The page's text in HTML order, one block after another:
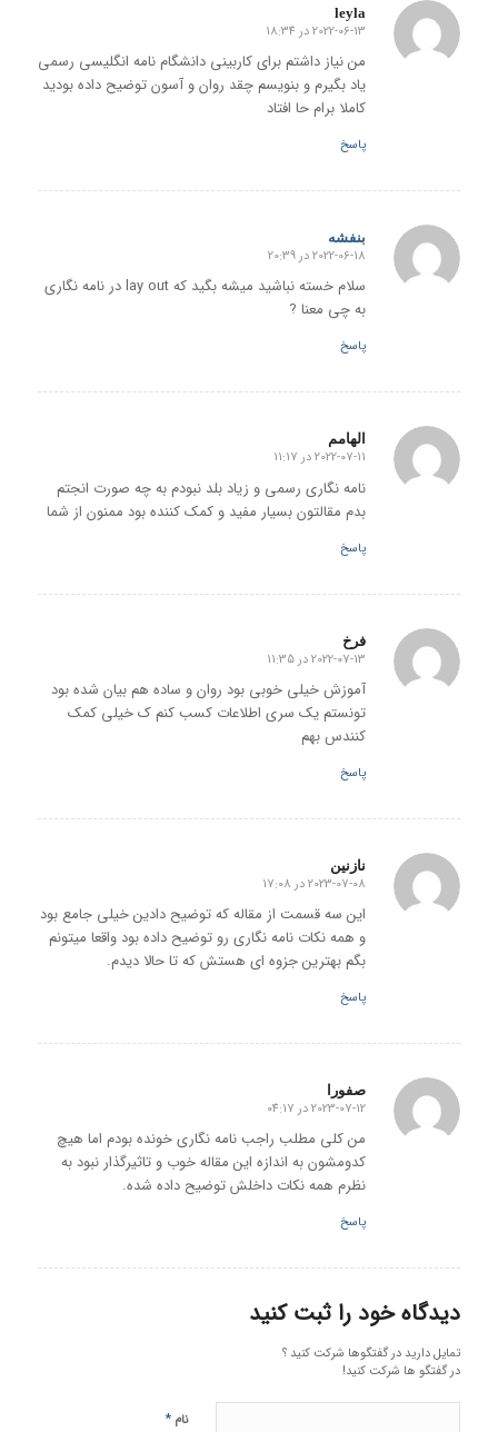
leyla
گفته:
2022-06-13 در 18:34
من نیاز داشتم برای کاربینی دانشگام نامه انگلیسی رسمی
یاد بگیرم و بنویسم چقد روان و آسون توضیح داده بودید
کاملا برام حا افتاد
پاسخ
بنفشه
گفته:
2022-06-18 در 20:39
سلام خسته نباشید میشه بگید که lay out در نامه نگاری
به چی معنا ?
پاسخ
الهامم
گفته:
2022-07-11 در 11:17
نامه نگاری رسمی و زیاد بلد نبودم به چه صورت انجتم
بدم مقالتون بسیار مفید و کمک کننده بود ممنون از شما
پاسخ
فرخ
گفته:
2022-07-13 در 11:35
آموزش خیلی خوبی بود روان و ساده هم بیان شده بود
تونستم یک سری اطلاعات کسب کنم ک خیلی کمک
کنندس بهم
پاسخ
نازنین
گفته:
2023-07-08 در 17:08
این سه قسمت از مقاله که توضیح دادین خیلی جامع بود
و همه نکات نامه نگاری رو توضیح داده بود واقعا میتونم
بگم بهترین جزوه ای هستش که تا حالا دیدم.
پاسخ
صفورا
گفته:
2023-07-12 در 04:17
من کلی مطلب راجب نامه نگاری خونده بودم اما هیچ
کدومشون به اندازه این مقاله خوب و تاثیرگذار نبود به
نظرم همه نکات داخلش توضیح داده شده.
پاسخ
دیدگاه خود را ثبت کنید
تمایل دارید در گفتگوها شرکت کنید ؟
در گفتگو ها شرکت کنید!
نام *